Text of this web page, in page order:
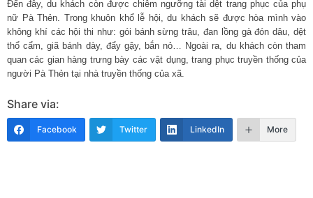
Đến đây, du khách còn được chiêm ngưỡng tài dệt trang phục của phụ
nữ Pà Thẻn. Trong khuôn khổ lễ hội, du khách sẽ được hòa mình vào
không khí các hội thi như: gói bánh sừng trâu, đan lồng gà đón dâu, dệt
thổ cẩm, giã bánh dày, đẩy gậy, bắn nỏ… Ngoài ra, du khách còn tham
quan các gian hàng trưng bày các vật dụng, trang phục truyền thống của
người Pà Thẻn tại nhà truyền thống của xã.
Share via:
Facebook Twitter LinkedIn More